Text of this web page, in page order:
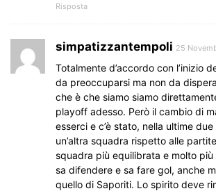
Risposta
simpatizzantempoli 25
Totalmente d’accordo con l’inizio
da preoccuparsi ma non da
che è che siamo siamo
playoff adesso. Però il cambio di
esserci e c’è stato, nella ultime
un’altra squadra rispetto alle
squadra più equilibrata e molto
sa difendere e sa fare gol, anche
quello di Saporiti. Lo spirito deve